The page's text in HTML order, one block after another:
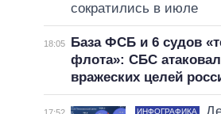
сократились в июле
18:05
База ФСБ и 6 судов
флота»: СБС
вражеских целей
ИНФОГРАФИКА